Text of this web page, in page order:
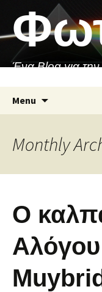
content
Ένα Blog για
Menu
Monthly
Ο